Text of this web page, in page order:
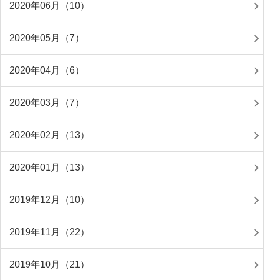
2020年06月（10）
2020年05月（7）
2020年04月（6）
2020年03月（7）
2020年02月（13）
2020年01月（13）
2019年12月（10）
2019年11月（22）
2019年10月（21）